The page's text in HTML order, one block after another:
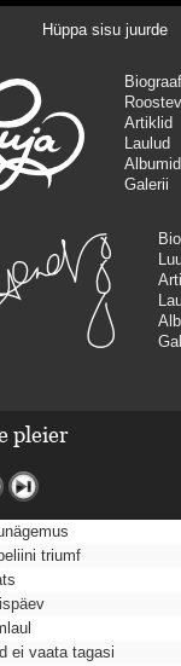
Hüppa sisu juurde
Artiklid
Laulud
Albumid
Galerii
pleier
triumf
ei vaata tagasi